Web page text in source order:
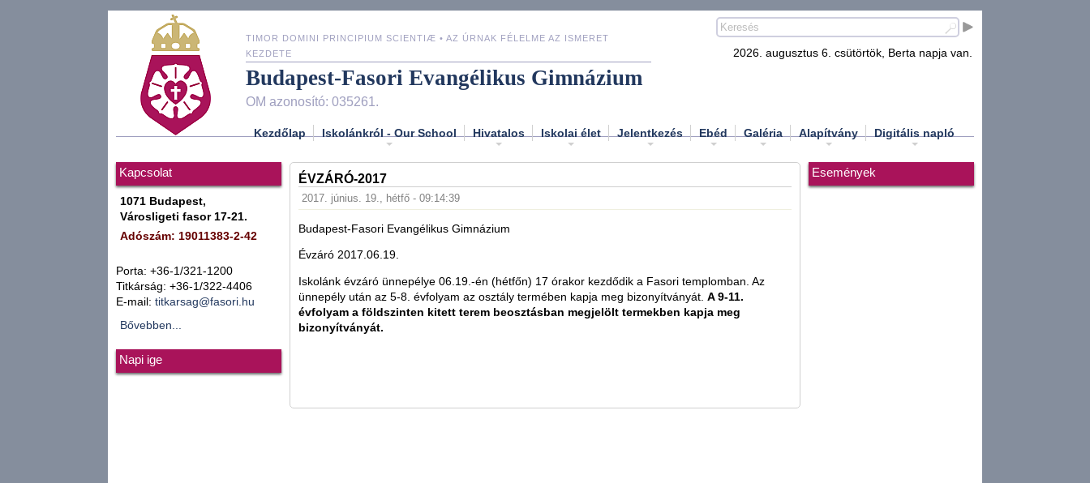
TIMOR DOMINI PRINCIPIUM SCIENTIÆ • AZ ÚRNAK FÉLELME AZ ISMERET
KEZDETE
Budapest-Fasori Evangélikus Gimnázium
OM azonosító: 035261.
2026. augusztus 6. csütörtök, Berta napja van.
Kezdőlap Iskolánkról - Our School Hivatalos Iskolai élet Jelentkezés Ebéd Galéria Alapítvány Digitális napló
Kapcsolat
1071 Budapest,
Városligeti fasor 17-21.
Adószám: 19011383-2-42
Porta: +36-1/321-1200
Titkárság: +36-1/322-4406
E-mail: titkarsag@fasori.hu
Bővebben...
Napi ige
ÉVZÁRÓ-2017
2017. június. 19., hétfő - 09:14:39
Budapest-Fasori Evangélikus Gimnázium
Évzáró 2017.06.19.
Iskolánk évzáró ünnepélye 06.19.-én (hétfőn) 17 órakor kezdődik a Fasori templomban. Az
ünnepély után az 5-8. évfolyam az osztály termében kapja meg bizonyítványát. A 9-11.
évfolyam a földszinten kitett terem beosztásban megjelölt termekben kapja meg
bizonyítványát.
Események